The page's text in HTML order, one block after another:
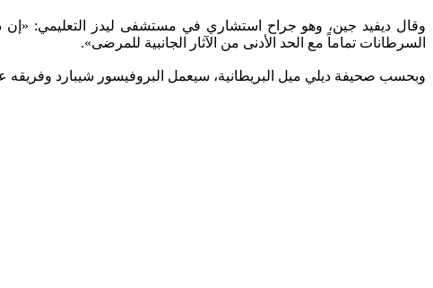
وقال ديفيد جين، وهو جراح استشاري في مستشفى ليدز التعليمي: «إن
السرطانات تماماً مع الحد الأدنى من الآثار الجانبية للمرضى».
وبحسب صحيفة ديلي ميل البريطانية، سيعمل البروفيسور شيبارد وفريقه